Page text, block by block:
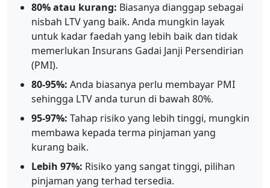
80% atau kurang: Biasanya dianggap sebagai
nisbah LTV yang baik. Anda mungkin layak
untuk kadar faedah yang lebih baik dan tidak
memerlukan Insurans Gadai Janji Persendirian
(PMI).
80-95%: Anda biasanya perlu membayar PMI
sehingga LTV anda turun di bawah 80%.
95-97%: Tahap risiko yang lebih tinggi, mungkin
membawa kepada terma pinjaman yang
kurang baik.
Lebih 97%: Risiko yang sangat tinggi, pilihan
pinjaman yang terhad tersedia.